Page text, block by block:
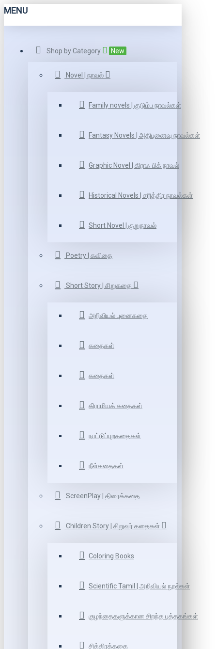
MENU
Shop by Category New
Novel | நாவல்
Family novels | குடும்ப நாவல்கள்
Fantasy Novels | அதிபுனைவு நாவல்கள்
Graphic Novel | கிராஃ பிக் நாவல்
Historical Novels | சரித்திர நாவல்கள்
Short Novel | குறுநாவல்
Poetry | கவிதை
Short Story | சிறுகதை
அறிவியல் புனைகதை
கதைகள்
கதைகள்
கிராமியக் கதைகள்
நாட்டுப்புறகதைகள்
நீள்கதைகள்
ScreenPlay | திரைக்கதை
Children Story | சிறுவர் கதைகள்
Coloring Books
Scientific Tamil | அறிவியல் நூல்கள்
குழந்தைகளுக்கான சிறந்த புத்தகங்கள்
சித்திரக்கதை